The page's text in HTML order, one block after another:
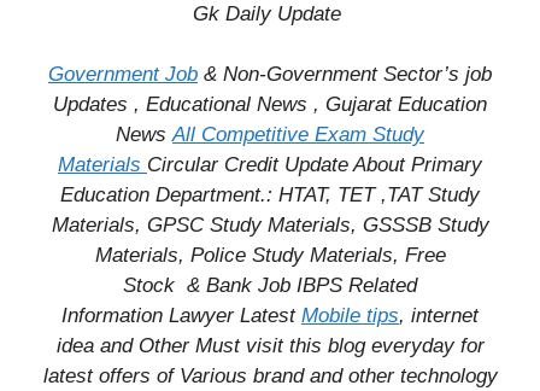
Gk Daily Update
Government Job & Non-Government Sector’s job
Updates , Educational News , Gujarat Education
NewsAll Competitive Exam Study
Materials Circular CreditUpdate About Primary
Education Department.: HTAT, TET ,TAT Study
Materials, GPSC Study Materials, GSSSB Study
Materials, Police Study Materials, Free
Stock & Bank Job IBPS Related
Information Lawyer Latest Mobile tips, internet
ideaand Other Must visit this blog everyday for
latest offers of Various brand and other technology